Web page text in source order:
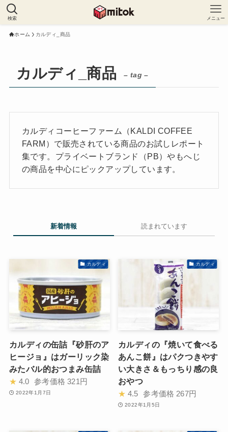
検索 メニュー
ホーム カルディ_商品
カルディ_商品 – tag –
カルディコーヒーファーム（KALDI COFFEE
FARM）で販売されている商品のお試しレポート
集です。プライベートブランド（PB）やもへじ
の商品を中心にピックアップしています。
新着情報 読まれています
カルディ
カルディの缶詰『砂肝のア
ヒージョ』はガーリック染
みたバル的おつまみ缶詰
★ 4.0 参考価格 321円
2022年1月7日
カルディ
カルディの『焼いて食べる
あんこ餅』はパクつきやす
い大きさ＆もっちり感の良
おやつ
★ 4.5 参考価格 267円
2022年1月5日